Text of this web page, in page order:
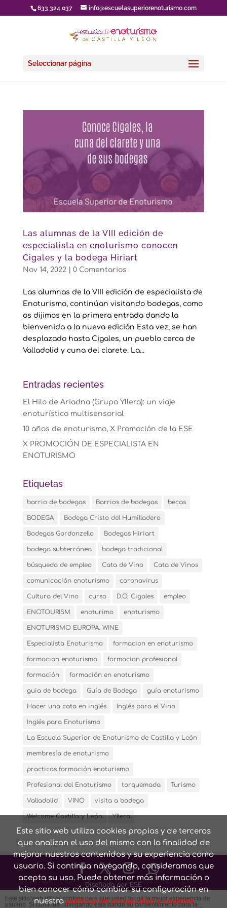
Este sitio web utiliza cookies propias y de terceros
que analizan el uso del mismo con la finalidad de
mejorar nuestros contenidos y su experiencia como
usuario. Si continua navegando, consideramos que
acepta su uso. Puede obtener más información o
bien conocer cómo cambiar su configuración en
nuestrapolítica de privacidad y cookies
633 324 037 info@escuelasuperiorenoturismo.com
Seleccionar página
Las alumnas de la VIII edición de
especialista en enoturismo conocen
Cigales y la bodega Hiriart
Nov 14, 2022| 0 Comentarios
Las alumnas de la VIII edición de especialista de
Enoturismo, continúan visitando bodegas, como
os dijimos en la primera entrada dando la
bienvenida a la nueva edición Esta vez, se han
desplazado hasta Cigales, un pueblo cerca de
Valladolid y cuna del clarete. La...
Entradas recientes
El Hilo de Ariadna (Grupo Yllera): un viaje
enoturístico multisensorial
10 años de enoturismo, X Promoción de la ESE
X PROMOCIÓN DE ESPECIALISTA EN
ENOTURISMO
Etiquetas
barrio de bodegas Barrios de bodegas becas
BODEGA Bodega Cristo del Humilladero
Bodegas Gordonzello Bodegas Hiriart
bodega subterránea bodega tradicional
búsqueda de empleo Cata de Vino Cata de Vinos
comunicación enoturismo coronavirus
Cultura del Vino curso D.O. Cigales empleo
ENOTOURISM enoturimo enoturismo
ENOTURISMO EUROPA. WINE
Especialista Enoturismo formacion en enoturismo
formacion enoturismo formacion profesional
formación formación en enoturismo
guia de bodega Guía de Bodega guía enoturismo
Hacer una cata en inglés Inglés para el Vino
Inglés para Enoturismo
La Escuela Superior de Enoturismo de Castilla y León
membresía de enoturismo
practicas formación enoturismo
Profesional del Enoturismo torquemada Turismo
Valladolid VINO visita a bodega
Welcome Castilla y León Yllera
Diseñado por ESE
Este sitio web utiliza cookies para que usted tenga la mejor experiencia de
usuario. Si continúa navegando está dando su consentimiento para la